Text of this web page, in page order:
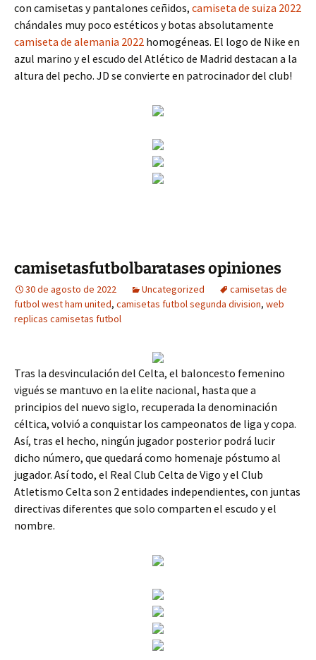
con camisetas y pantalones ceñidos, camiseta de suiza 2022
chándales muy poco estéticos y botas absolutamente
camiseta de alemania 2022 homogéneas. El logo de Nike en
azul marino y el escudo del Atlético de Madrid destacan a la
altura del pecho. JD se convierte en patrocinador del club!
camisetasfutbolbaratases opiniones
30 de agosto de 2022 Uncategorized
camisetas de
futbol west ham united, camisetas futbol segunda division, web
replicas camisetas futbol
Tras la desvinculación del Celta, el baloncesto femenino
vigués se mantuvo en la elite nacional, hasta que a
principios del nuevo siglo, recuperada la denominación
céltica, volvió a conquistar los campeonatos de liga y copa.
Así, tras el hecho, ningún jugador posterior podrá lucir
dicho número, que quedará como homenaje póstumo al
jugador. Así todo, el Real Club Celta de Vigo y el Club
Atletismo Celta son 2 entidades independientes, con juntas
directivas diferentes que solo comparten el escudo y el
nombre.